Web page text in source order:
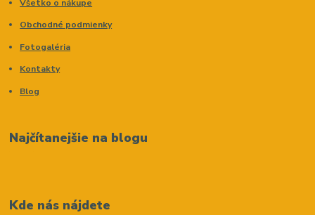
Všetko o nákupe
Obchodné podmienky
Fotogaléria
Kontakty
Blog
Najčítanejšie na blogu
Kde nás nájdete